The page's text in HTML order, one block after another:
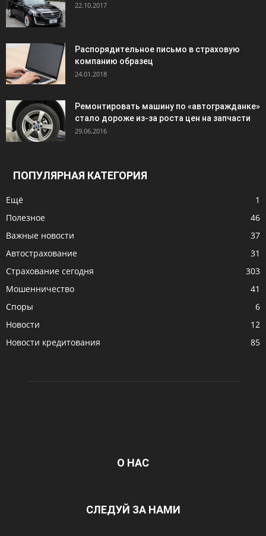
22.10.2017
Распорядительное письмо в страховую
компанию образец
24.01.2018
Ремонтировать машину по «автогражданке»
стало дороже из-за роста цен на запчасти
29.06.2016
ПОПУЛЯРНАЯ КАТЕГОРИЯ
Ещё
1
Полезное
46
Важные новости
37
Автострахование
31
Страхование сегодня
303
Мошенничество
41
Споры
6
Новости
12
Новости кредитования
85
О НАС
СЛЕДУЙ ЗА НАМИ